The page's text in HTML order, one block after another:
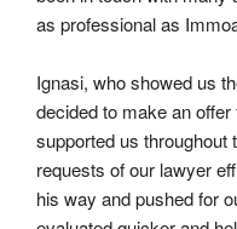
as professional as
Ignasi, who showed us
decided to make an
supported us throughout
requests of our lawyer
his way and pushed for